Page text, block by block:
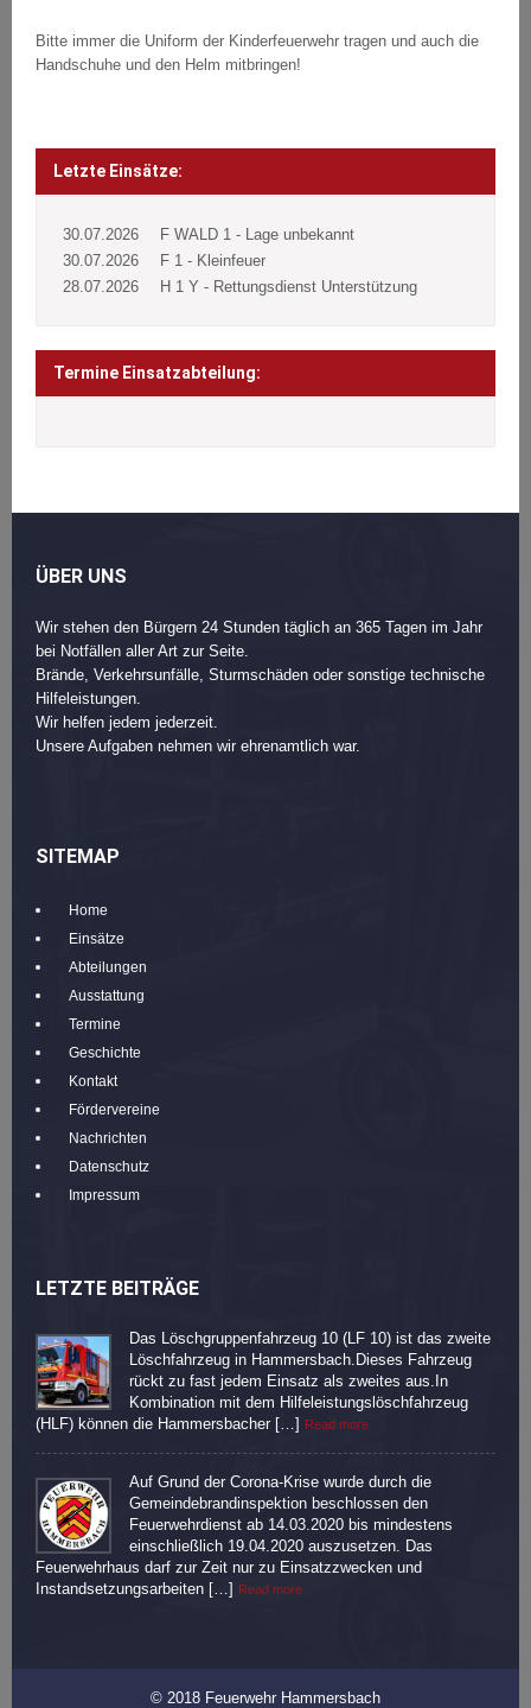
Bitte immer die Uniform der Kinderfeuerwehr tragen und auch die
Handschuhe und den Helm mitbringen!
Post
navigation
Beitragsnavigation
Letzte Einsätze:
30.07.2026
F WALD 1 - Lage unbekannt
30.07.2026
F 1 - Kleinfeuer
28.07.2026
H 1 Y - Rettungsdienst Unterstützung
Termine Einsatzabteilung:
ÜBER UNS
Wir stehen den Bürgern 24 Stunden täglich an 365 Tagen im Jahr
bei Notfällen aller Art zur Seite.
Brände, Verkehrsunfälle, Sturmschäden oder sonstige technische
Hilfeleistungen.
Wir helfen jedem jederzeit.
Unsere Aufgaben nehmen wir ehrenamtlich war.
SITEMAP
Home
Einsätze
Abteilungen
Ausstattung
Termine
Geschichte
Kontakt
Fördervereine
Nachrichten
Datenschutz
Impressum
LETZTE BEITRÄGE
Das Löschgruppenfahrzeug 10 (LF 10) ist das zweite
Löschfahrzeug in Hammersbach.Dieses Fahrzeug
rückt zu fast jedem Einsatz als zweites aus.In
Kombination mit dem Hilfeleistungslöschfahrzeug
(HLF) können die Hammersbacher […] Read more
Auf Grund der Corona-Krise wurde durch die
Gemeindebrandinspektion beschlossen den
Feuerwehrdienst ab 14.03.2020 bis mindestens
einschließlich 19.04.2020 auszusetzen. Das
Feuerwehrhaus darf zur Zeit nur zu Einsatzzwecken und
Instandsetzungsarbeiten […] Read more
© 2018 Feuerwehr Hammersbach